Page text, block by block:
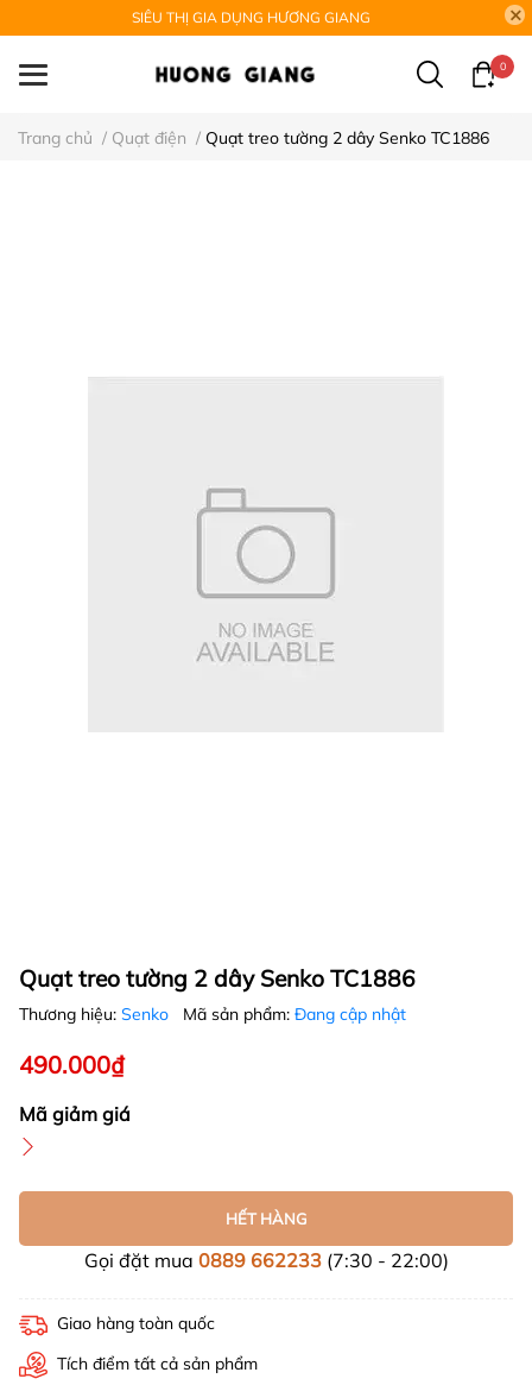
SIÊU THỊ GIA DỤNG HƯƠNG GIANG
0
Trang chủ / Quạt điện / Quạt treo tường 2 dây Senko TC1886
Quạt treo tường 2 dây Senko TC1886
Thương hiệu: Senko Mã sản phẩm: Đang cập nhật
490.000₫
Mã giảm giá
HẾT HÀNG
Gọi đặt mua 0889 662233(7:30 - 22:00)
Giao hàng toàn quốc
Tích điểm tất cả sản phẩm